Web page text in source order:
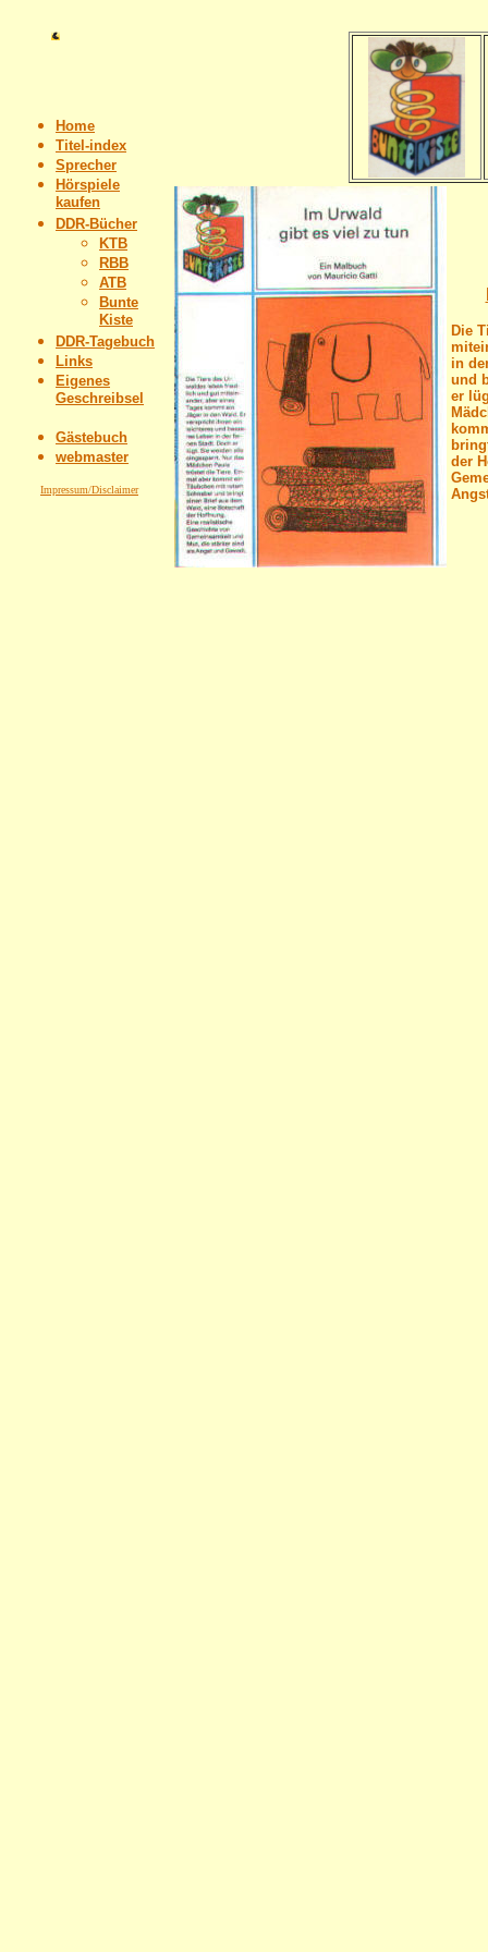
Home
Titel-index
Sprecher
Hörspiele
kaufen
DDR-Bücher
KTB
RBB
ATB
Bunte
Kiste
DDR-Tagebuch
Links
Eigenes
Geschreibsel
Gästebuch
webmaster
Impressum/Disclaimer
Die
in
und
er
der